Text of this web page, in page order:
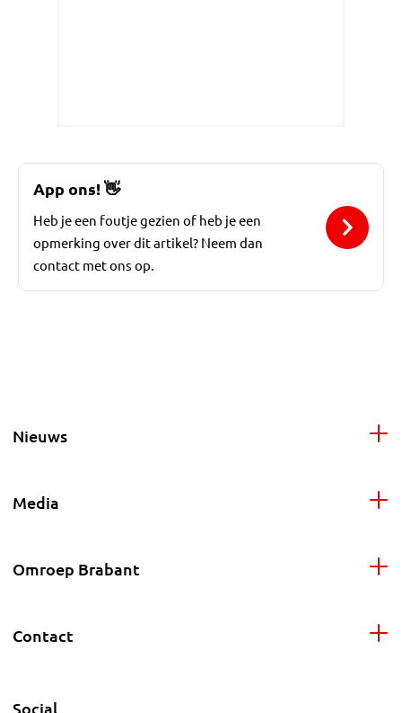
App ons!👋
Heb je een foutje gezien of heb je een
opmerking over dit artikel? Neem dan
contact met ons op.
Nieuws
Media
Omroep Brabant
Contact
Social